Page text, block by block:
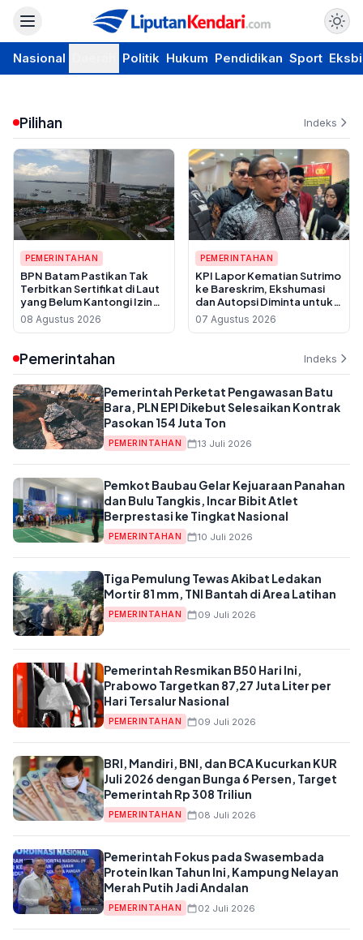
Nasional Politik Hukum Pendidikan Sport
Pilihan Indeks
PEMERINTAHAN
BPN Batam Pastikan Tak
Terbitkan Sertifikat di Laut
yang Belum Kantongi Izin
Reklamasi
08 Agustus 2026
PEMERINTAHAN
KPI Lapor Kematian Sutrimo
ke Bareskrim, Ekshumasi
dan Autopsi Diminta untuk
Usut Dugaan Pembunuhan
07 Agustus 2026
Pemerintahan Indeks
Pemerintah Perketat Pengawasan Batu
Bara, PLN EPI Dikebut Selesaikan Kontrak
Pasokan 154 Juta Ton
PEMERINTAHAN 13 Juli 2026
Pemkot Baubau Gelar Kejuaraan Panahan
dan Bulu Tangkis, Incar Bibit Atlet
Berprestasi ke Tingkat Nasional
PEMERINTAHAN 10 Juli 2026
Tiga Pemulung Tewas Akibat Ledakan
Mortir 81 mm, TNI Bantah di Area Latihan
PEMERINTAHAN 09 Juli 2026
Pemerintah Resmikan B50 Hari Ini,
Prabowo Targetkan 87,27 Juta Liter per
Hari Tersalur Nasional
PEMERINTAHAN 09 Juli 2026
BRI, Mandiri, BNI, dan BCA Kucurkan KUR
Juli 2026 dengan Bunga 6 Persen, Target
Pemerintah Rp 308 Triliun
PEMERINTAHAN 08 Juli 2026
Pemerintah Fokus pada Swasembada
Protein Ikan Tahun Ini, Kampung Nelayan
Merah Putih Jadi Andalan
PEMERINTAHAN 02 Juli 2026